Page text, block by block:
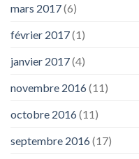
mars 2017(6)
février 2017(1)
janvier 2017(4)
novembre 2016(11)
octobre 2016(11)
septembre 2016(17)